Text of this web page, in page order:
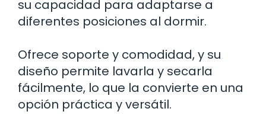
su capacidad para adaptarse a
diferentes posiciones al dormir.
Ofrece soporte y comodidad, y su
diseño permite lavarla y secarla
fácilmente, lo que la convierte en una
opción práctica y versátil.